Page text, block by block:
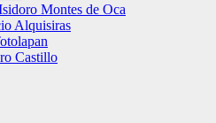
Montes de Oca
Alquisiras
Castillo